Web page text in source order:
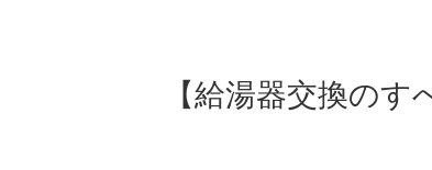
【給湯器交換の